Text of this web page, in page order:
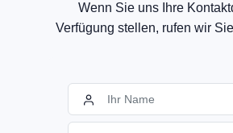
Wenn Sie uns Ihre
Verfügung stellen, rufen wir